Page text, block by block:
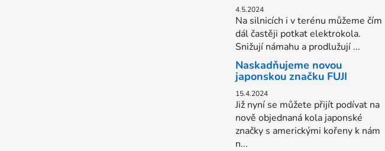
4.5.2024
Na silnicích i v terénu můžeme čím
dál častěji potkat elektrokola.
Snižují námahu a prodlužují ...
Naskadňujeme novou
japonskou značku FUJI
15.4.2024
Již nyní se můžete přijít podívat na
nově objednaná kola japonské
značky s americkými kořeny k nám
n...